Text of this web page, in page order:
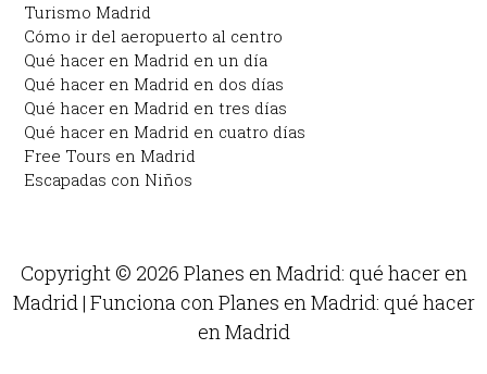
Turismo Madrid
Cómo ir del aeropuerto al centro
Qué hacer en Madrid en un día
Qué hacer en Madrid en dos días
Qué hacer en Madrid en tres días
Qué hacer en Madrid en cuatro días
Free Tours en Madrid
Escapadas con Niños
Copyright © 2026 Planes en Madrid: qué hacer en
Madrid | Funciona con Planes en Madrid: qué hacer
en Madrid